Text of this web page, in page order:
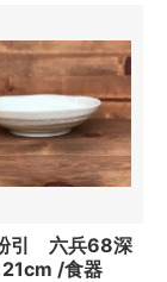
引 六兵68深
/食器